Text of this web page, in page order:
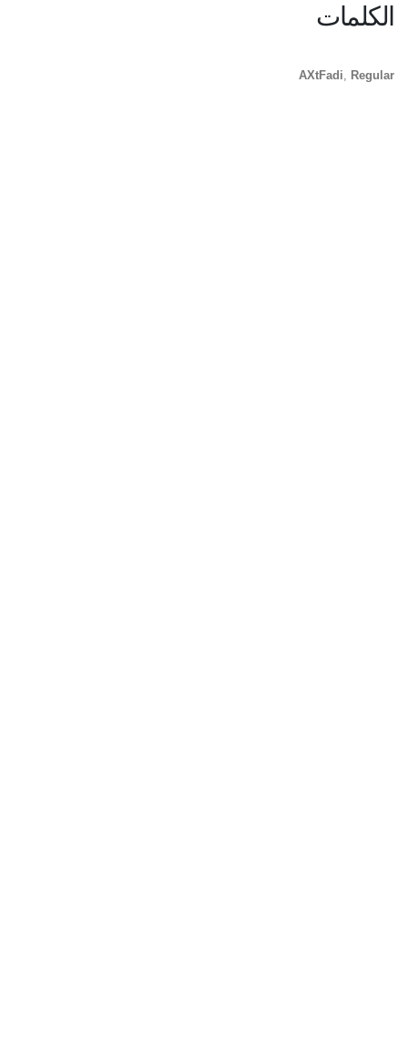
الكلمات
AXtFadi Regular